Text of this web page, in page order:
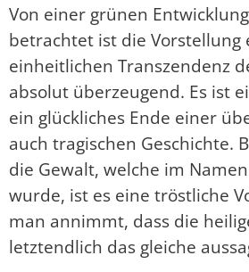
Von einer grünen
betrachtet ist die Vorstellung
einheitlichen Transzendenz
absolut überzeugend. Es ist
ein glückliches Ende einer
auch tragischen Geschichte.
die Gewalt, welche im
wurde, ist es eine tröstliche
man annimmt, dass die
letztendlich das gleiche